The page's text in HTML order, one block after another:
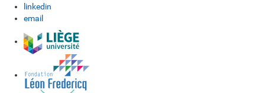
linkedin
email